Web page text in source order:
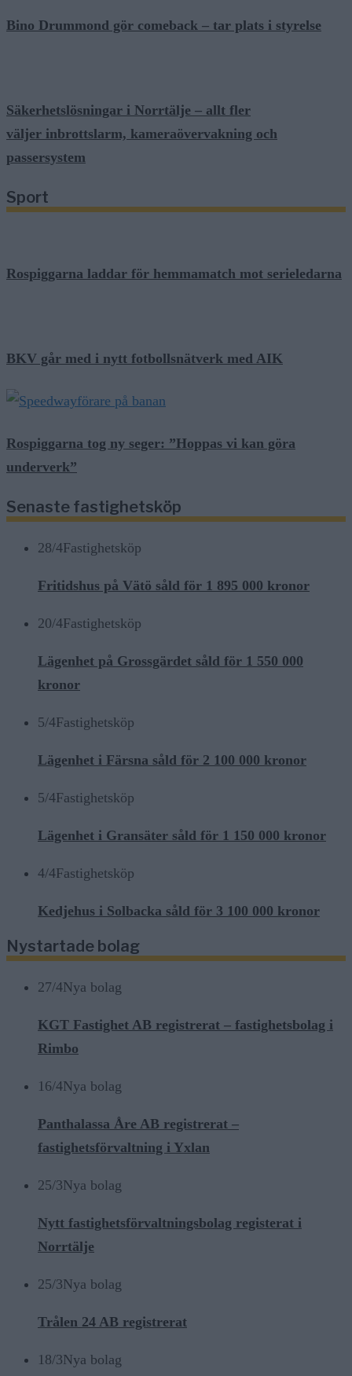
Bino Drummond gör comeback – tar plats i styrelse
Säkerhetslösningar i Norrtälje – allt fler
väljer inbrottslarm, kameraövervakning och
passersystem
Sport
Rospiggarna laddar för hemmamatch mot serieledarna
BKV går med i nytt fotbollsnätverk med AIK
Rospiggarna tog ny seger: ”Hoppas vi kan göra
underverk”
Senaste fastighetsköp
28/4Fastighetsköp
Fritidshus på Vätö såld för 1 895 000 kronor
20/4Fastighetsköp
Lägenhet på Grossgärdet såld för 1 550 000
kronor
5/4Fastighetsköp
Lägenhet i Färsna såld för 2 100 000 kronor
5/4Fastighetsköp
Lägenhet i Gransäter såld för 1 150 000 kronor
4/4Fastighetsköp
Kedjehus i Solbacka såld för 3 100 000 kronor
Nystartade bolag
27/4Nya bolag
KGT Fastighet AB registrerat – fastighetsbolag i
Rimbo
16/4Nya bolag
Panthalassa Åre AB registrerat –
fastighetsförvaltning i Yxlan
25/3Nya bolag
Nytt fastighetsförvaltningsbolag registerat i
Norrtälje
25/3Nya bolag
Trålen 24 AB registrerat
18/3Nya bolag